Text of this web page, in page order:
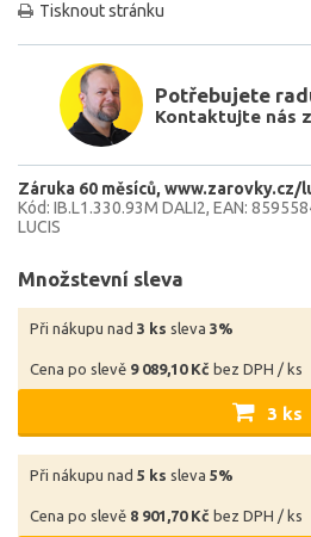
Tisknout stránku
Potřebujete
Kontaktujte nás
Záruka 60 měsíců www.zarovky.cz/
Kód: IB.L1.330.93M DALI2 EAN:
LUCIS
Množstevní sleva
Při nákupu nad 3 ks sleva 3%
Cena po slevě 9 089,10 Kč bez DPH / ks
3 ks
Při nákupu nad 5 ks sleva 5%
Cena po slevě 8 901,70 Kč bez DPH / ks